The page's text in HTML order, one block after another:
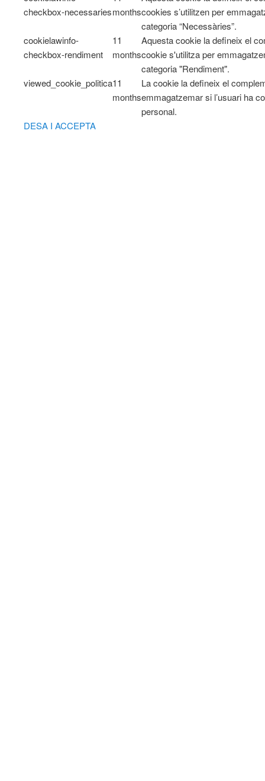
checkbox-necessariesmonthscookies s’utilitzen per
categoria “Necessàries”.
cookielawinfo-
checkbox-rendiment
11
months
Aquesta cookie la defineix el
cookie s'utilitza per
categoria "Rendiment".
viewed_cookie_politica11
months
La cookie la defineix el
emmagatzemar si l’usuari ha
personal.
DESA I ACCEPTA